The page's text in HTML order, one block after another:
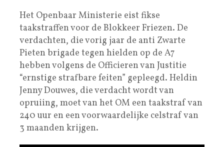
Het Openbaar Ministerie eist fikse
taakstraffen voor de Blokkeer Friezen. De
verdachten, die vorig jaar de anti Zwarte
Pieten brigade tegen hielden op de A7
hebben volgens de Officieren van Justitie
“ernstige strafbare feiten” gepleegd. Heldin
Jenny Douwes, die verdacht wordt van
opruiing, moet van het OM een taakstraf van
240 uur en een voorwaardelijke celstraf van
3 maanden krijgen.